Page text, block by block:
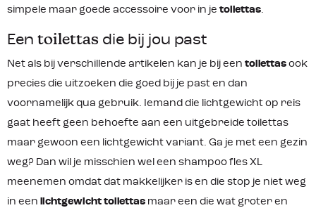
simpele maar goede accessoire voor in je toilettas.
Een toilettas die bij jou past
Net als bij verschillende artikelen kan je bij een toilettas ook
precies die uitzoeken die goed bij je past en dan
voornamelijk qua gebruik. Iemand die lichtgewicht op reis
gaat heeft geen behoefte aan een uitgebreide toilettas
maar gewoon een lichtgewicht variant. Ga je met een gezin
weg? Dan wil je misschien wel een shampoo fles XL
meenemen omdat dat makkelijker is en die stop je niet weg
in een
lichtgewicht toilettas maar een die wat groter en